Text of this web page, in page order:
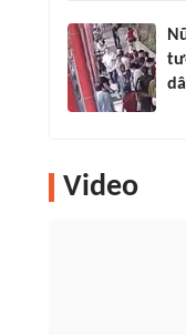
Video